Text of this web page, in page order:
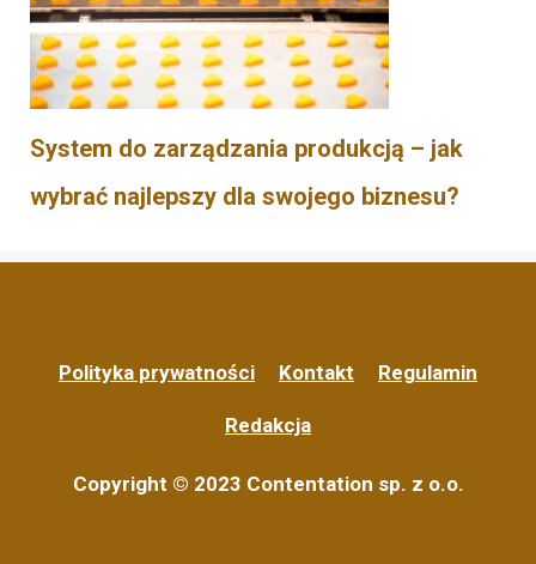
System do zarządzania produkcją – jak
wybrać najlepszy dla swojego biznesu?
Polityka prywatności Kontakt Regulamin
Redakcja
Copyright © 2023 Contentation sp. z o.o.